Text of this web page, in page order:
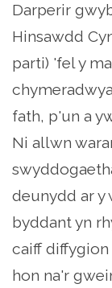
Darperir
Hinsawdd
parti) 'fel y
fath, p'un a
Ni allwn
deunydd ar y
byddant yn
caiff diffygion
hon na'r